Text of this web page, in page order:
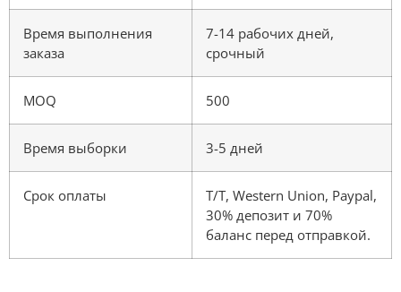
Время выполнения
заказа
7-14 рабочих дней,
срочный
MOQ 500
Время выборки 3-5 дней
Срок оплаты
T/T, Western Union, Paypal,
30% депозит и 70%
баланс перед отправкой.